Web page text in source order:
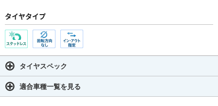
タイヤタイプ
タイヤスペック
適合車種一覧を見る